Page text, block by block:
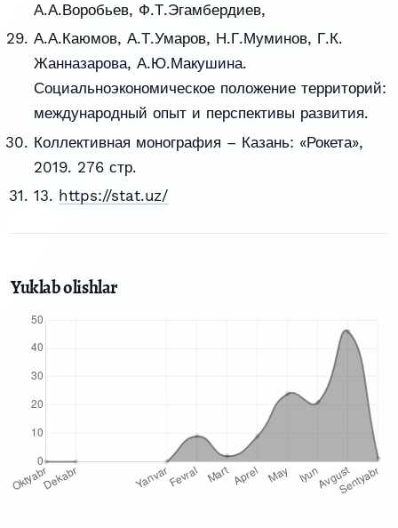
А.А.Воробьев, Ф.Т.Эгамбердиев,
А.А.Каюмов, А.Т.Умаров, Н.Г.Муминов, Г.К.
Жанназарова, А.Ю.Макушина.
Социальноэкономическое положение территорий:
международный опыт и перспективы развития.
Коллективная монография – Казань: «Рокета»,
2019. 276 стр.
13. https://stat.uz/
Yuklab olishlar